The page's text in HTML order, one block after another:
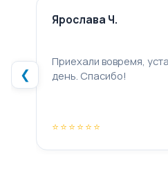
❮
Ярослава Ч.
Приехали вовремя,
день. Спасибо!
⭐⭐⭐⭐⭐⭐